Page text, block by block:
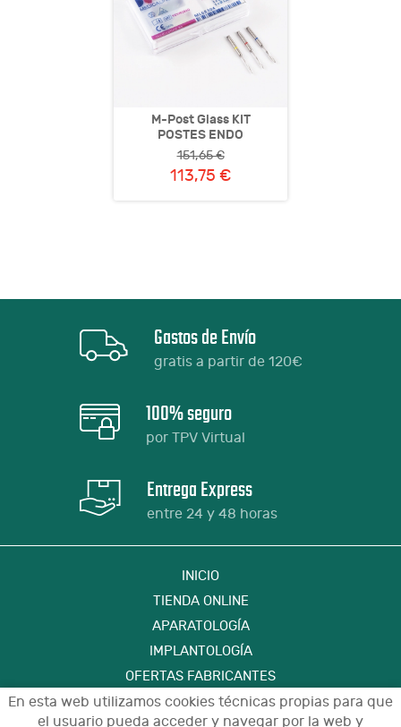
En esta web utilizamos cookies técnicas propias para que
el usuario pueda acceder y navegar por la web y
M-Post Glass KIT
POSTES ENDO
151,65 €
113,75 €
Gastos de Envío
gratis a partir de 120€
100% seguro
por TPV Virtual
Entrega Express
entre 24 y 48 horas
INICIO
TIENDA ONLINE
APARATOLOGÍA
IMPLANTOLOGÍA
OFERTAS FABRICANTES
FORMACIÓN